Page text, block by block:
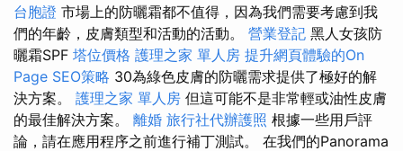
台胞證 市場上的防曬霜都不值得，因為我們需要考慮到我
們的年齡，皮膚類型和活動的活動。 營業登記 黑人女孩防
曬霜SPF 塔位價格 護理之家 單人房 提升網頁體驗的On
Page SEO策略 30為綠色皮膚的防曬需求提供了極好的解
決方案。 護理之家 單人房 但這可能不是非常輕或油性皮膚
的最佳解決方案。 離婚 旅行社代辦護照 根據一些用戶評
論，請在應用程序之前進行補丁測試。 在我們的Panorama